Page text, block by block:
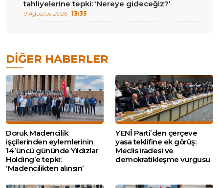
tahliyelerine tepki: ‘Nereye gideceğiz?’
9 Ağustos 2026 13:35
DIĞER HABERLER
Doruk Madencilik
işçilerinden eylemlerinin
14’üncü gününde Yıldızlar
Holding’e tepki:
‘Madencilikten alınsın’
YENİ Parti’den çerçeve
yasa teklifine ek görüş:
Meclis iradesi ve
demokratikleşme vurgusu